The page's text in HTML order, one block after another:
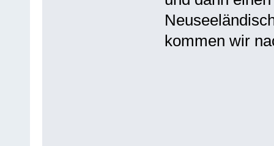
kommen wir